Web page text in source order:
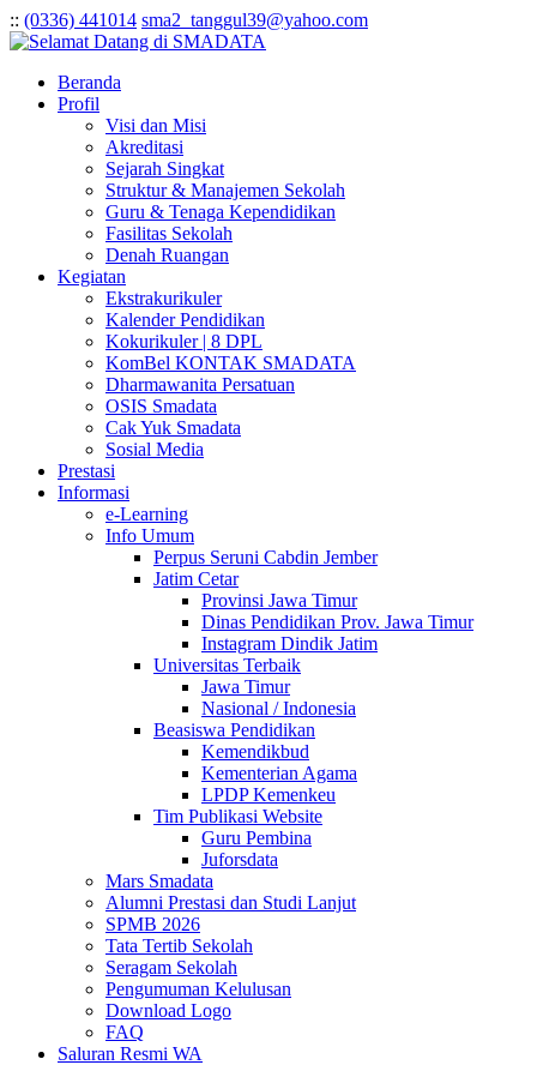
:: (0336) 441014 sma2_tanggul39@yahoo.com
Beranda
Profil
Visi dan Misi
Akreditasi
Sejarah Singkat
Struktur & Manajemen Sekolah
Guru & Tenaga Kependidikan
Fasilitas Sekolah
Denah Ruangan
Kegiatan
Ekstrakurikuler
Kalender Pendidikan
Kokurikuler | 8 DPL
KomBel KONTAK SMADATA
Dharmawanita Persatuan
OSIS Smadata
Cak Yuk Smadata
Sosial Media
Prestasi
Informasi
e-Learning
Info Umum
Perpus Seruni Cabdin Jember
Jatim Cetar
Provinsi Jawa Timur
Dinas Pendidikan Prov. Jawa Timur
Instagram Dindik Jatim
Universitas Terbaik
Jawa Timur
Nasional / Indonesia
Beasiswa Pendidikan
Kemendikbud
Kementerian Agama
LPDP Kemenkeu
Tim Publikasi Website
Guru Pembina
Juforsdata
Mars Smadata
Alumni Prestasi dan Studi Lanjut
SPMB 2026
Tata Tertib Sekolah
Seragam Sekolah
Pengumuman Kelulusan
Download Logo
FAQ
Saluran Resmi WA